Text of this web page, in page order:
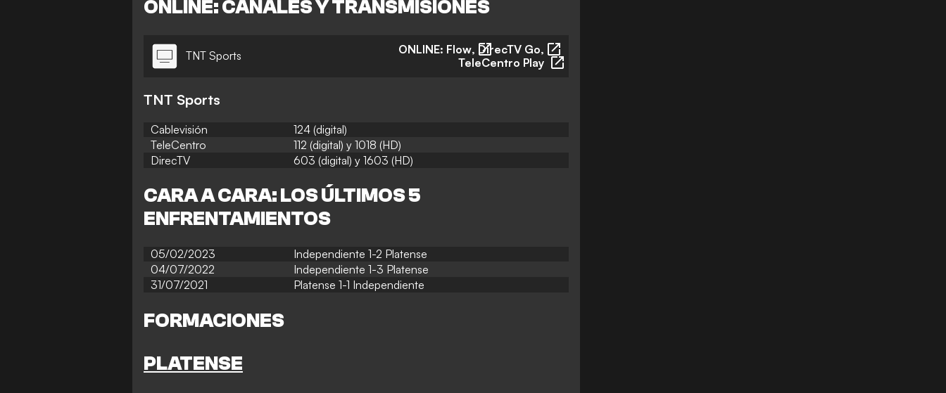
ONLINE: CANALES Y TRANSMISIONES
TNT Sports ONLINE: Flow, DirecTV Go,
TeleCentro Play
TNT Sports
Cablevisión 124 (digital)
TeleCentro
112 (digital) y 1018 (HD)
DirecTV
603 (digital) y 1603 (HD)
CARA A CARA: LOS ÚLTIMOS 5
ENFRENTAMIENTOS
05/02/2023
Independiente 1-2 Platense
04/07/2022
Independiente 1-3 Platense
31/07/2021
Platense 1-1 Independiente
FORMACIONES
PLATENSE